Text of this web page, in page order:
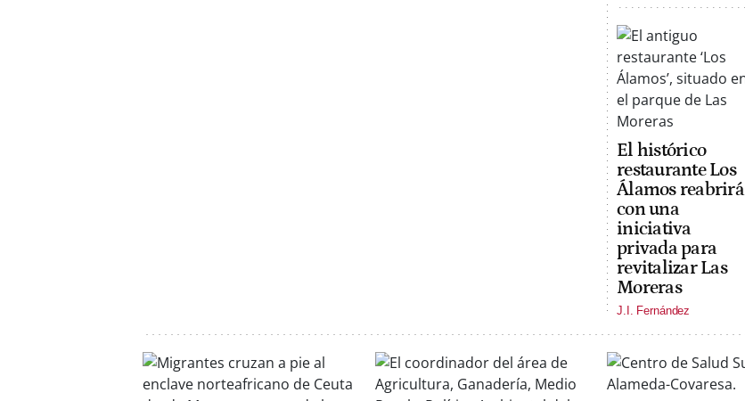
El histórico
restaurante Los
Álamos reabrirá
con una
iniciativa
privada para
revitalizar Las
Moreras
J.I. Fernández